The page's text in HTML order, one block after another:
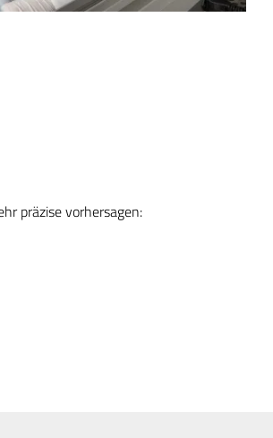
präzise vorhersagen: